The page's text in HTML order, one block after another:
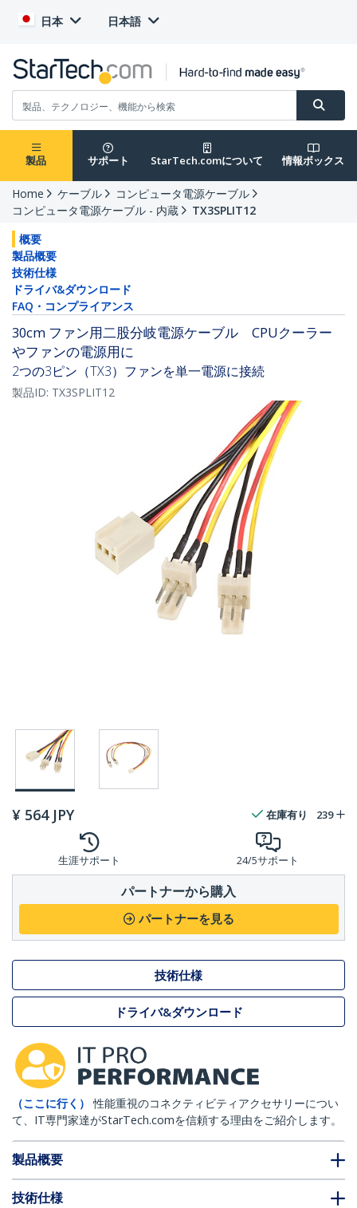
日本 日本語
製品 サポート StarTech.comについて 情報ボックス
Home ケーブル
コンピュータ電源ケーブル
コンピュータ電源ケーブル - 内蔵
TX3SPLIT12
概要
製品概要
技術仕様
ドライバ&ダウンロード
FAQ・コンプライアンス
30cm ファン用二股分岐電源ケーブル CPUクーラー
やファンの電源用に
2つの3ピン（TX3）ファンを単一電源に接続
製品ID: TX3SPLIT12
¥ 564 JPY 在庫有り 239
生涯サポート 24/5サポート
パートナーから購入
パートナーを見る
技術仕様
ドライバ&ダウンロード
（ここに行く）
性能重視のコネクティビティアクセサリーについ
て、IT専門家達がStarTech.comを信頼する理由をご紹介します。
製品概要
技術仕様